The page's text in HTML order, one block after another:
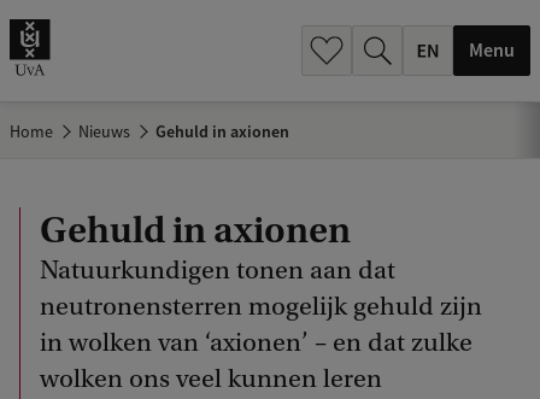
Menu
Home Nieuws Gehuld in axionen
Gehuld in axionen
Natuurkundigen tonen aan dat
neutronensterren mogelijk gehuld zijn
in wolken van ‘axionen’ – en dat zulke
wolken ons veel kunnen leren